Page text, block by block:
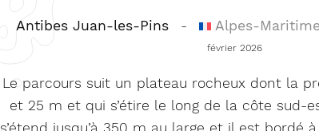
Antibes Juan-les-Pins - Alpes-
février 2026
Le parcours suit un plateau rocheux dont la
et 25 m et qui s’étire le long de la côte sud-
s’étend jusqu’à 350 m au large et il est bordé